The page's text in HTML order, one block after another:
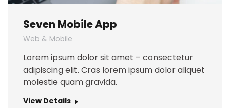
Seven Mobile App
Web & Mobile
Lorem ipsum dolor sit amet – consectetur
adipiscing elit. Cras lorem ipsum dolor aliquet
molestie quam gravida.
View Details